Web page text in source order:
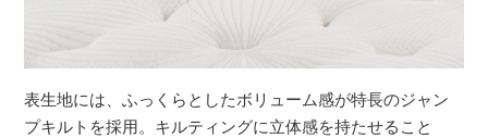
表生地には、ふっくらとしたボリューム感が特長のジャン
プキルトを採用。キルティングに立体感を持たせること